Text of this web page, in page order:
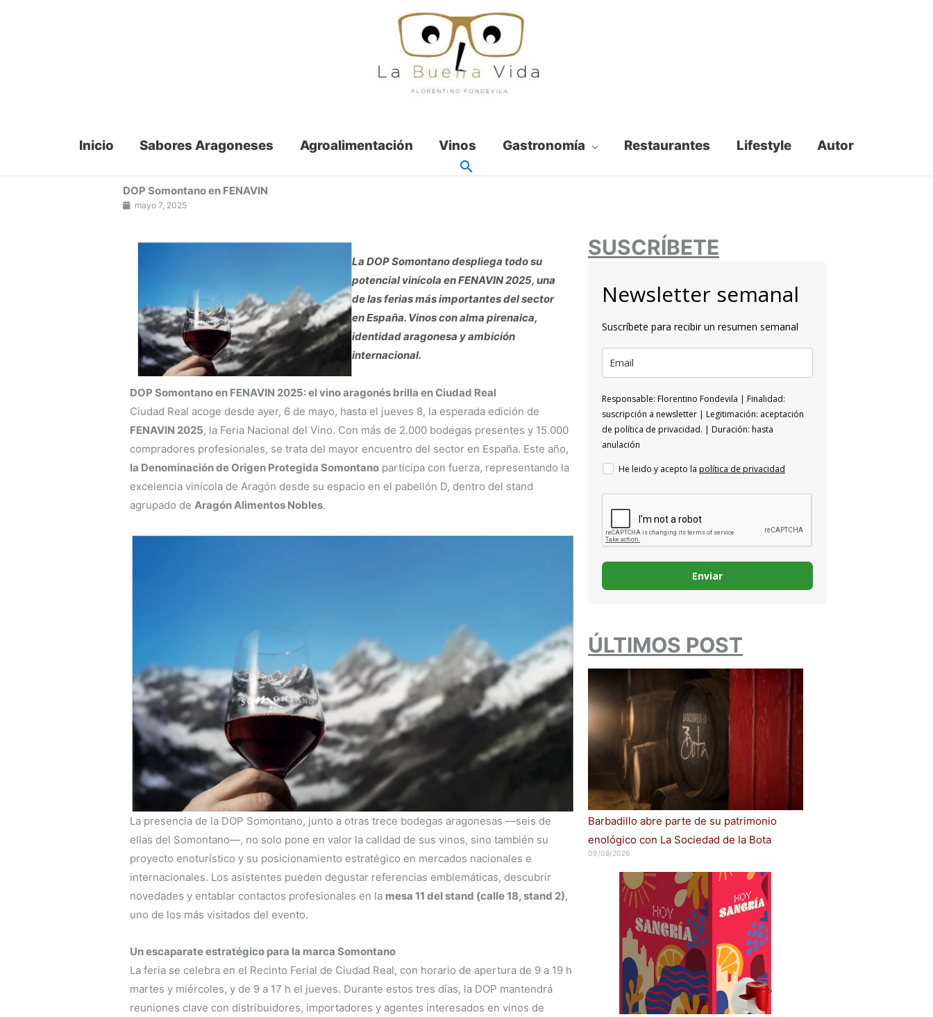
Inicio Sabores Aragoneses Agroalimentación Vinos Gastronomía Restaurantes Lifestyle Autor
DOP Somontano en FENAVIN
mayo 7, 2025
La DOP Somontano despliega todo su
potencial vinícola en FENAVIN 2025, una
de las ferias más importantes del sector
en España. Vinos con alma pirenaica,
identidad aragonesa y ambición
internacional.
DOP Somontano en FENAVIN 2025: el vino aragonés brilla en Ciudad Real
Ciudad Real acoge desde ayer, 6 de mayo, hasta el jueves 8, la esperada edición de
FENAVIN 2025, la Feria Nacional del Vino. Con más de 2.000 bodegas presentes y 15.000
compradores profesionales, se trata del mayor encuentro del sector en España. Este año,
la Denominación de Origen Protegida Somontano participa con fuerza, representando la
excelencia vinícola de Aragón desde su espacio en el pabellón D, dentro del stand
agrupado de Aragón Alimentos Nobles.
La presencia de la DOP Somontano, junto a otras trece bodegas aragonesas —seis de
ellas del Somontano—, no solo pone en valor la calidad de sus vinos, sino también su
proyecto enoturístico y su posicionamiento estratégico en mercados nacionales e
internacionales. Los asistentes pueden degustar referencias emblemáticas, descubrir
novedades y entablar contactos profesionales en la mesa 11 del stand (calle 18, stand 2),
uno de los más visitados del evento.
Un escaparate estratégico para la marca Somontano
La feria se celebra en el Recinto Ferial de Ciudad Real, con horario de apertura de 9 a 19 h
martes y miércoles, y de 9 a 17 h el jueves. Durante estos tres días, la DOP mantendrá
reuniones clave con distribuidores, importadores y agentes interesados en vinos de
SUSCRÍBETE
Newsletter semanal
Suscríbete para recibir un resumen semanal
Responsable: Florentino Fondevila | Finalidad:
suscripción a newsletter | Legitimación: aceptación
de política de privacidad. | Duración: hasta
anulación
He leido y acepto la política de privacidad
Enviar
ÚLTIMOS POST
Barbadillo abre parte de su patrimonio
enológico con La Sociedad de la Bota
09/08/2026